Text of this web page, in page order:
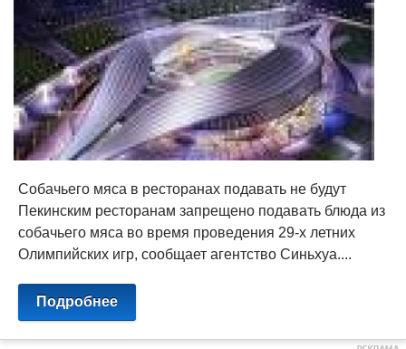
Собачьего мяса в ресторанах подавать не будут
Пекинским ресторанам запрещено подавать блюда из
собачьего мяса во время проведения 29-х летних
Олимпийских игр, сообщает агентство Синьхуа....
Подробнее